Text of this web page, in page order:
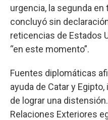
urgencia, la segunda en
concluyó sin
reticencias de Estados
“en este momento”.
Fuentes diplomáticas
ayuda de Catar y
de lograr una
Relaciones Exteriores